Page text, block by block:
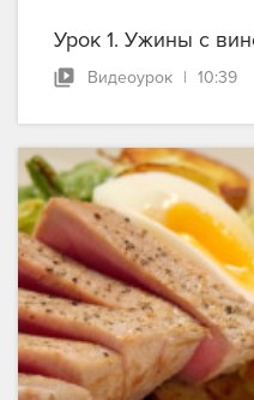
Урок 1. Ужины с
Видеоурок | 10:39